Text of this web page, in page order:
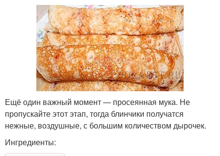
Ещё один важный момент — просеянная мука. Не
пропускайте этот этап, тогда блинчики получатся
нежные, воздушные, с большим количеством дырочек.
Ингредиенты: